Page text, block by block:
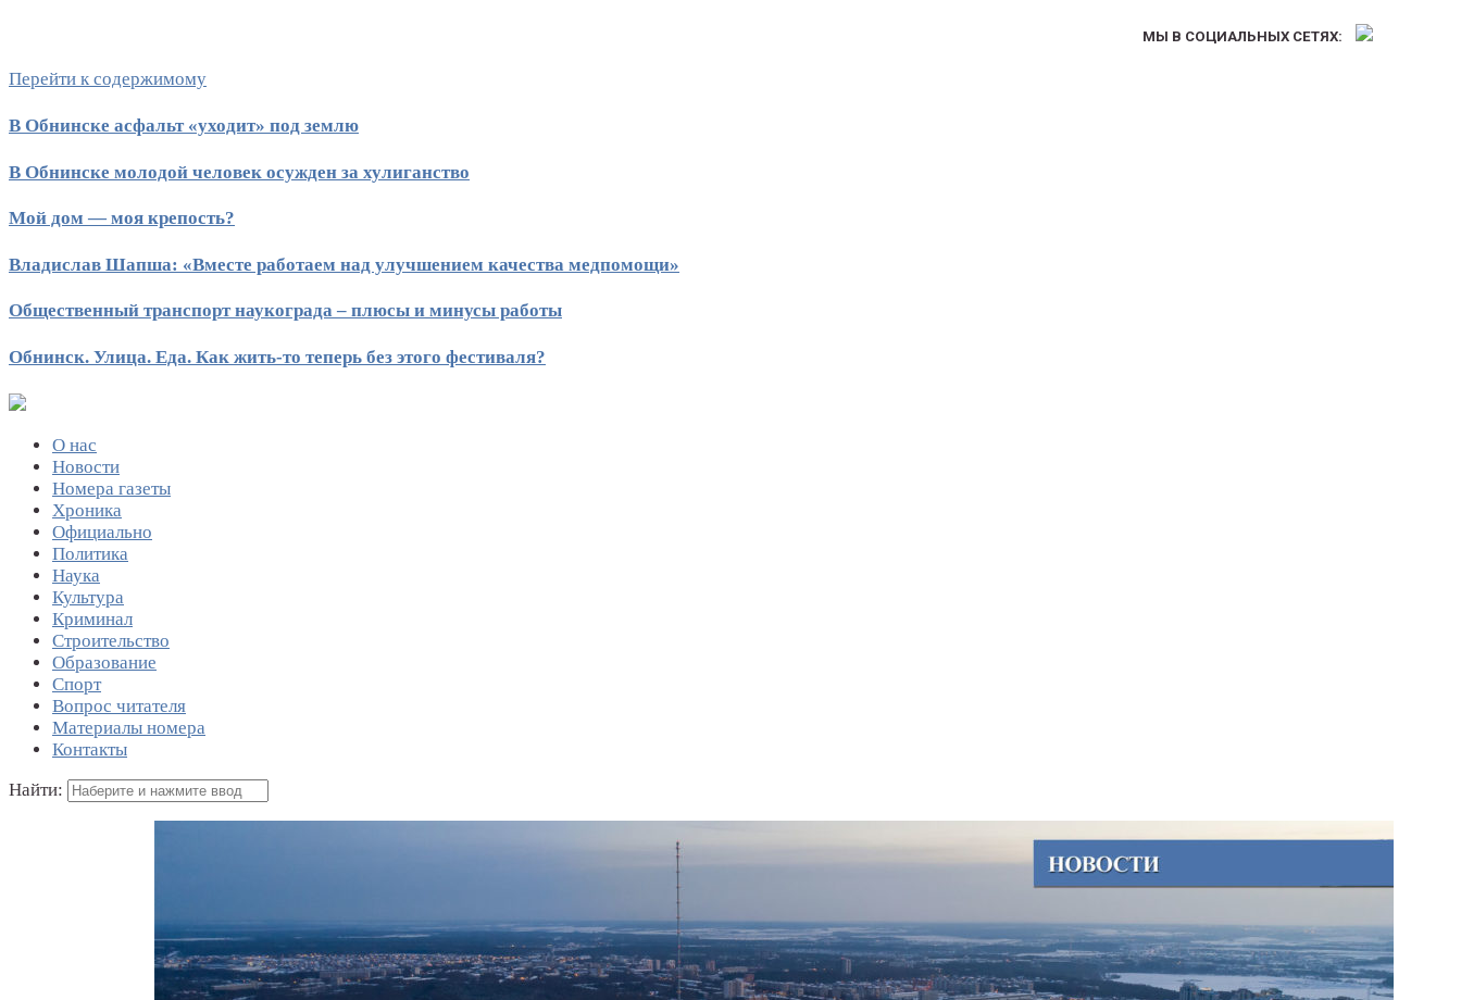
МЫ В СОЦИАЛЬНЫХ СЕТЯХ:
Перейти к содержимому
В Обнинске асфальт «уходит» под землю
В Обнинске молодой человек осужден за хулиганство
Мой дом — моя крепость?
Владислав Шапша: «Вместе работаем над улучшением качества медпомощи»
Общественный транспорт наукограда – плюсы и минусы работы
Обнинск. Улица. Еда. Как жить-то теперь без этого фестиваля?
О нас
Новости
Номера газеты
Хроника
Официально
Политика
Наука
Культура
Криминал
Строительство
Образование
Спорт
Вопрос читателя
Материалы номера
Контакты
Найти: